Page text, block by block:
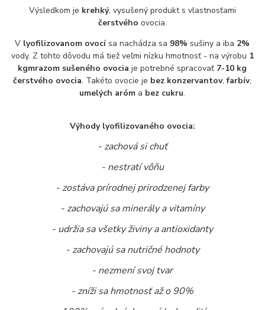
Výsledkom je krehký, vysušený produkt s vlastnosťami
čerstvého ovocia.
V lyofilizovanom ovocísa nachádza sa 98% sušiny a iba 2%
vody. Z tohto dôvodu má tiež veľmi nízku hmotnosť - na výrobu 1
kgmrazom sušeného ovocia je potrebné spracovať 7-10 kg
čerstvého ovocia. Takéto ovocie je bez konzervantov,farbív,
umelých aróm a bez cukru.
Výhody lyofilizovaného ovocia:
- zachová si chuť
- nestratí vôňu
- zostáva prírodnej prirodzenej farby
- zachovajú sa minerály a vitamíny
- udržia sa všetky živiny a antioxidanty
- zachovajú sa nutričné hodnoty
- nezmení svoj tvar
- zníži sa hmotnosť až o 90%